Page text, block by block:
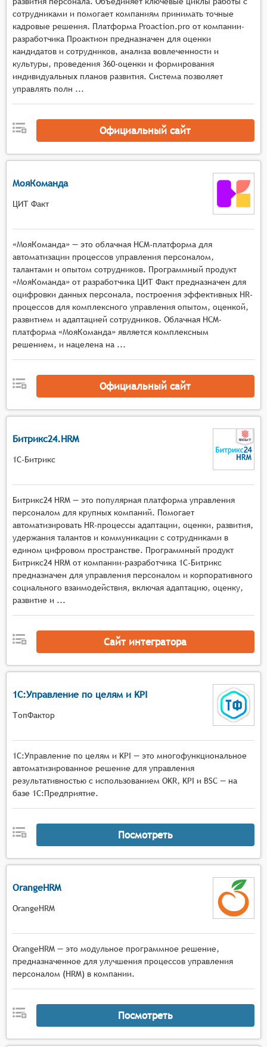
возможностями:
Создание профилей компетенций: Система
должна позволять создавать профили
компетенций для различных должностей и
уровней сотрудников, включая описание
необходимых знаний, навыков и личностных
инструментов для проведения различных видов
тестирования, включая психологические и
профессиональные тесты, а также
интервью, анкетирование и ассессмент-
предоставлять инструменты для анализа
результатов тестирования и оценки, включая
сравнение с эталонными показателями и
выявление областей для развития.
Планирование развития: Разработка
индивидуальных планов развития для каждого
сотрудника на основе выявленных
потребностей в обучении и развитии.
Отчётность и аналитика: Создание отчётов и
прогресс сотрудников и эффективность
программ развития.
сотрудниками и помогает компаниям принимать точные
кадровые решения. Платформа Proaction.pro от компании-
разработчика Проактион предназначен для оценки
кандидатов и сотрудников, анализа вовлеченности и
культуры, проведения 360-оценки и формирования
индивидуальных планов развития. Система позволяет
управлять полн ...
Официальный сайт
МояКоманда
ЦИТ Факт
«МояКоманда» — это облачная HCM-платформа для
автоматизации процессов управления персоналом,
талантами и опытом сотрудников. Программный продукт
«МояКоманда» от разработчика ЦИТ Факт предназначен для
оцифровки данных персонала, построения эффективных HR-
процессов для комплексного управления опытом, оценкой,
развитием и адаптацией сотрудников. Облачная HCM-
платформа «МояКоманда» является комплексным
решением, и нацелена на ...
Официальный сайт
Битрикс24.HRM
1С-Битрикс
Битрикс24 HRM — это популярная платформа управления
персоналом для крупных компаний. Помогает
автоматизировать HR-процессы адаптации, оценки, развития,
удержания талантов и коммуникации с сотрудниками в
едином цифровом пространстве. Программный продукт
Битрикс24 HRM от компании-разработчика 1С-Битрикс
предназначен для управления персоналом и корпоративного
социального взаимодействия, включая адаптацию, оценку,
развитие и ...
Сайт интегратора
1С:Управление по целям и KPI
ТопФактор
1С:Управление по целям и KPI — это многофункциональное
автоматизированное решение для управления
результативностью с использованием OKR, KPI и BSC — на
базе 1С:Предприятие.
Посмотреть
OrangeHRM
OrangeHRM
OrangeHRM — это модульное программное решение,
предназначенное для улучшения процессов управления
персоналом (HRM) в компании.
Посмотреть